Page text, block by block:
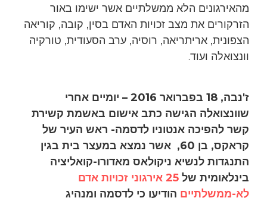
מהאירגונים הלא ממשלתיים אשר ישימו באור
הזרקורים את מצב זכויות האדם בסין, קובה, קוריאה
הצפונית, אריתריאה, רוסיה, ערב הסעודית, טורקיה
וונצואלה ועוד.
ז'נבה, 18 בפברואר 2016 – יומיים אחרי
שוונצואלה הגישה כתב אישום באשמת קשירת
קשר להפיכה אנטוניו לדסמה- ראש העיר של
קראקס, בן 60, אשר נמצא במעצר בית בגין
התנגדות לנשיא ניקולאס מאדורו-קואליציה
בינלאומית של
25 אירגוני זכויות אדם
לא-ממשלתיים הודיעו כי לדסמה ומנהיג